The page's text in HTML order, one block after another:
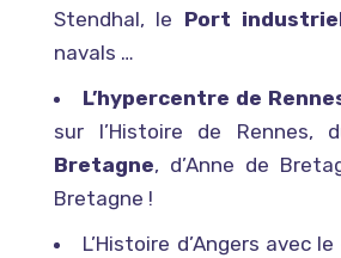
Stendhal, le Port
navals …
L’hypercentre de
sur l’Histoire de Rennes,
Bretagne, d’Anne de
Bretagne !
L’Histoire d’Angers avec